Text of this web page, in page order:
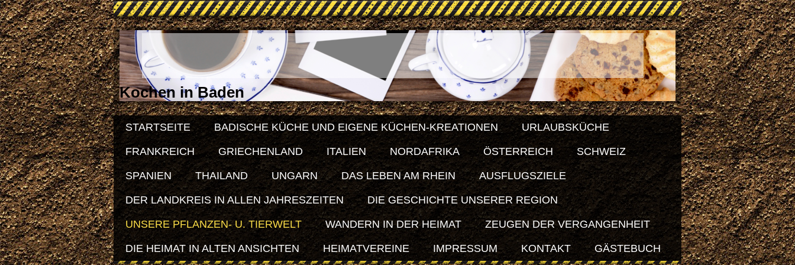
Kochen in Baden
STARTSEITE BADISCHE KÜCHE UND EIGENE KÜCHEN-KREATIONEN URLAUBSKÜCHE
FRANKREICH GRIECHENLAND ITALIEN NORDAFRIKA ÖSTERREICH SCHWEIZ
SPANIEN THAILAND UNGARN DAS LEBEN AM RHEIN AUSFLUGSZIELE
DER LANDKREIS IN ALLEN JAHRESZEITEN DIE GESCHICHTE UNSERER REGION
UNSERE PFLANZEN- U. TIERWELT WANDERN IN DER HEIMAT ZEUGEN DER VERGANGENHEIT
DIE HEIMAT IN ALTEN ANSICHTEN HEIMATVEREINE IMPRESSUM KONTAKT GÄSTEBUCH